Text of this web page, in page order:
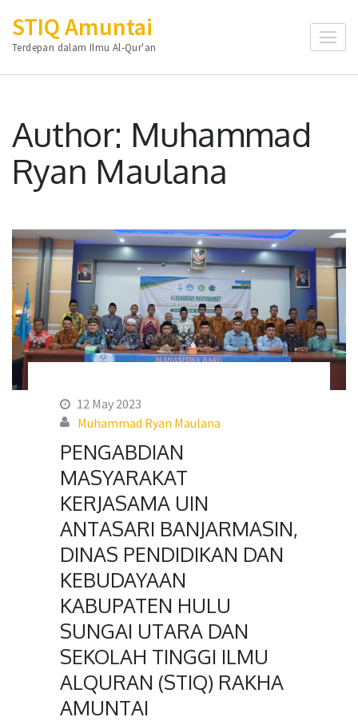
content
(Press
STIQ Amuntai
Terdepan dalam Ilmu Al-Qur'an
Author: Muhammad
Ryan Maulana
12 May 2023
Muhammad Ryan Maulana
PENGABDIAN
MASYARAKAT
KERJASAMA UIN
ANTASARI BANJARMASIN,
DINAS PENDIDIKAN DAN
KEBUDAYAAN
KABUPATEN HULU
SUNGAI UTARA DAN
SEKOLAH TINGGI ILMU
ALQURAN (STIQ) RAKHA
AMUNTAI